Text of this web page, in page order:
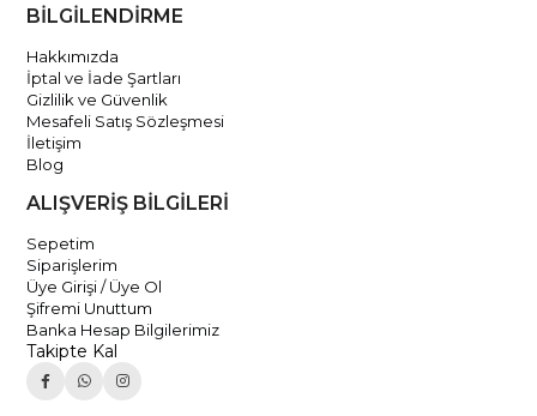
BİLGİLENDİRME
Hakkımızda
İptal ve İade Şartları
Gizlilik ve Güvenlik
Mesafeli Satış Sözleşmesi
İletişim
Blog
ALIŞVERİŞ BİLGİLERİ
Sepetim
Siparişlerim
Üye Girişi / Üye Ol
Şifremi Unuttum
Banka Hesap Bilgilerimiz
Takipte Kal